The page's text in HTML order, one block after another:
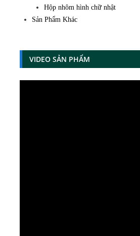
Hộp nhôm hình chữ nhật
Sản Phẩm Khác
VIDEO SẢN PHẨM